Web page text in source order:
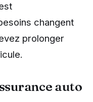
changent
prolonger
auto